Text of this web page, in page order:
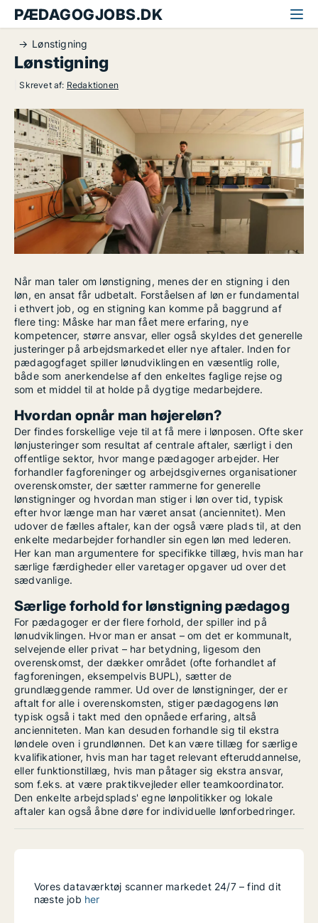
PÆDAGOGJOBS.DK
Lønstigning
Lønstigning
Skrevet af: Redaktionen
Når man taler om lønstigning, menes der en stigning i den
løn, en ansat får udbetalt. Forståelsen af løn er fundamental
i ethvert job, og en stigning kan komme på baggrund af
flere ting: Måske har man fået mere erfaring, nye
kompetencer, større ansvar, eller også skyldes det generelle
justeringer på arbejdsmarkedet eller nye aftaler. Inden for
pædagogfaget spiller lønudviklingen en væsentlig rolle,
både som anerkendelse af den enkeltes faglige rejse og
som et middel til at holde på dygtige medarbejdere.
Hvordan opnår man højereløn?
Der findes forskellige veje til at få mere i lønposen. Ofte sker
lønjusteringer som resultat af centrale aftaler, særligt i den
offentlige sektor, hvor mange pædagoger arbejder. Her
forhandler fagforeninger og arbejdsgivernes organisationer
overenskomster, der sætter rammerne for generelle
lønstigninger og hvordan man stiger i løn over tid, typisk
efter hvor længe man har været ansat (anciennitet). Men
udover de fælles aftaler, kan der også være plads til, at den
enkelte medarbejder forhandler sin egen løn med lederen.
Her kan man argumentere for specifikke tillæg, hvis man har
særlige færdigheder eller varetager opgaver ud over det
sædvanlige.
Særlige forhold for lønstigning pædagog
For pædagoger er der flere forhold, der spiller ind på
lønudviklingen. Hvor man er ansat – om det er kommunalt,
selvejende eller privat – har betydning, ligesom den
overenskomst, der dækker området (ofte forhandlet af
fagforeningen, eksempelvis BUPL), sætter de
grundlæggende rammer. Ud over de lønstigninger, der er
aftalt for alle i overenskomsten, stiger pædagogens løn
typisk også i takt med den opnåede erfaring, altså
ancienniteten. Man kan desuden forhandle sig til ekstra
løndele oven i grundlønnen. Det kan være tillæg for særlige
kvalifikationer, hvis man har taget relevant efteruddannelse,
eller funktionstillæg, hvis man påtager sig ekstra ansvar,
som f.eks. at være praktikvejleder eller teamkoordinator.
Den enkelte arbejdsplads' egne lønpolitikker og lokale
aftaler kan også åbne døre for individuelle lønforbedringer.
Vores dataværktøj scanner markedet 24/7 – find dit
næste job her